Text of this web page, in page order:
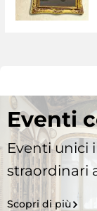
Eventi
Eventi unici
straordinari
Scopri di più